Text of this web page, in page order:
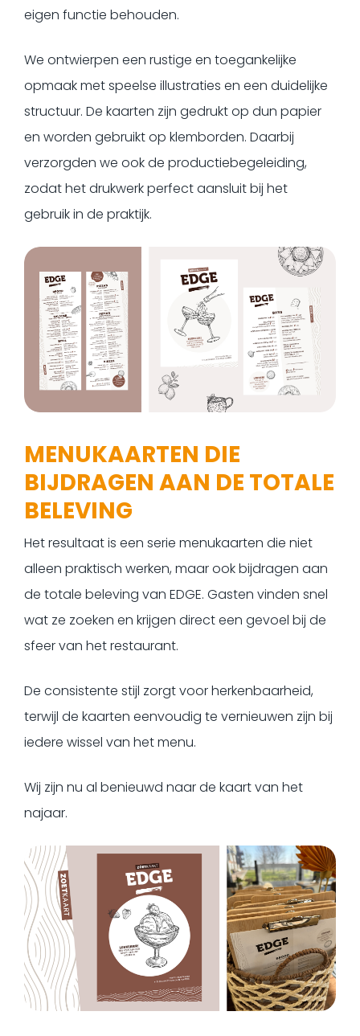
eigen functie behouden.
We ontwierpen een rustige en toegankelijke
opmaak met speelse illustraties en een duidelijke
structuur. De kaarten zijn gedrukt op dun papier
en worden gebruikt op klemborden. Daarbij
verzorgden we ook de productiebegeleiding,
zodat het drukwerk perfect aansluit bij het
gebruik in de praktijk.
MENUKAARTEN DIE
BIJDRAGEN AAN DE TOTALE
BELEVING
Het resultaat is een serie menukaarten die niet
alleen praktisch werken, maar ook bijdragen aan
de totale beleving van EDGE. Gasten vinden snel
wat ze zoeken en krijgen direct een gevoel bij de
sfeer van het restaurant.
De consistente stijl zorgt voor herkenbaarheid,
terwijl de kaarten eenvoudig te vernieuwen zijn bij
iedere wissel van het menu.
Wij zijn nu al benieuwd naar de kaart van het
najaar.